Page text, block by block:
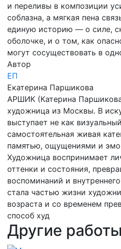
и переливы в композиции
соблазна, а мягкая пена
единую историю — о силе,
оболочке, и о том, как
могут сосуществовать в
Автор
ЕП
Екатерина Паршикова
АРШИК (Катерина
художница из Москвы. В
выступает не как
самостоятельная живая
памятью, ощущениями и
Художница воспринимает
оттенки и состояния,
воспоминаний и
стала частью жизни
возраста и со временем
способ худ
Другие